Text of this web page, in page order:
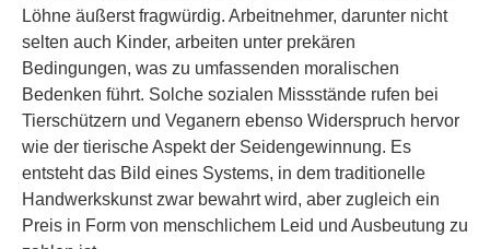
Löhne äußerst fragwürdig. Arbeitnehmer, darunter nicht
selten auch Kinder, arbeiten unter prekären
Bedingungen, was zu umfassenden moralischen
Bedenken führt. Solche sozialen Missstände rufen bei
Tierschützern und Veganern ebenso Widerspruch hervor
wie der tierische Aspekt der Seidengewinnung. Es
entsteht das Bild eines Systems, in dem traditionelle
Handwerkskunst zwar bewahrt wird, aber zugleich ein
Preis in Form von menschlichem Leid und Ausbeutung zu